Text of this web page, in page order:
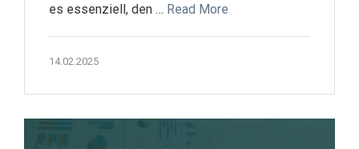
es essenziell, den … Read More
14.02.2025